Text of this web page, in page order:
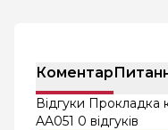
Коментар
Відгуки
AA051 0 відгуків